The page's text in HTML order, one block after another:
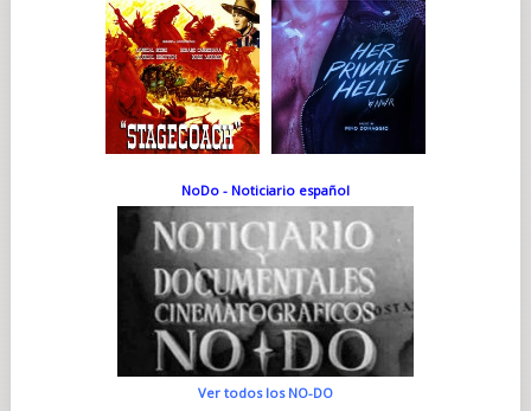
NoDo - Noticiario español
Ver todos los NO-DO